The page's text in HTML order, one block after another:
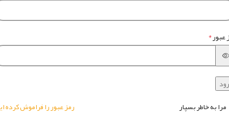
عبور*
رمز عبور را فراموش کرده
مرا به خاطر بسپار